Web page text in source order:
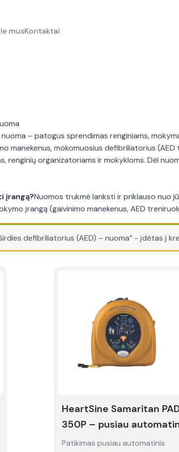
musKontaktai
– patogus sprendimas renginiams,
manekenus, mokomuosius defibriliatorius
renginių organizatoriams ir mokykloms. Dėl
įrangą?Nuomos trukmė lanksti ir priklauso nuo
įrangą (gaivinimo manekenus, AED
defibriliatorius (AED) – nuoma” - įdėtas į
HeartSine Samaritan
350P – pusiau
defibriliatorius - nuoma
Patikimas pusiau automatinis